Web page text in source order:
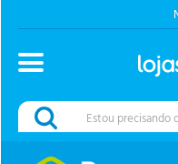
Estou precisando de...